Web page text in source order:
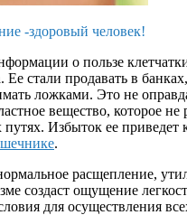
-здоровый человек!
о пользе
стали продавать в банках,
ложками. Это не
вещество, которое не
Избыток ее
.
расщепление,
создаст ощущение
для осуществления